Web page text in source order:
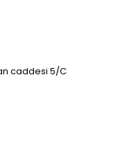
caddesi 5/C